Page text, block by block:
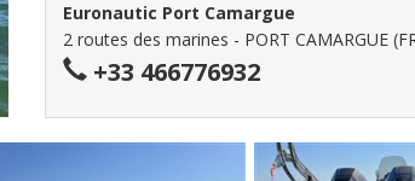
Euronautic Port Camargue
2 routes des marines - PORT CAMARGUE
+33 466776932